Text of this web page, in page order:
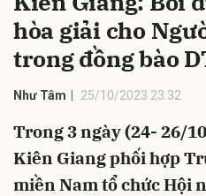
hòa giải cho
trong đồng bào
Như Tâm 25/10/2023 23:32
Trong 3 ngày (24- 26/
Kiên Giang phối hợp
miền Nam tổ chức Hội